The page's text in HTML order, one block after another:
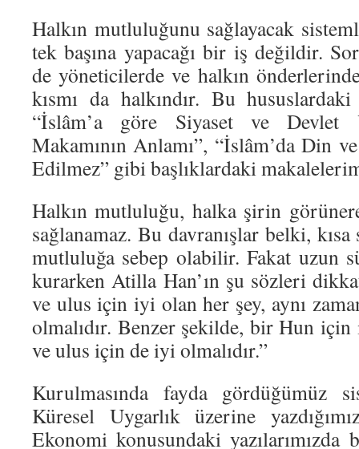
Halkın mutluluğunu sağlayacak
tek başına yapacağı bir iş değildir.
de yöneticilerde ve halkın
kısmı da halkındır. Bu
“İslâm’a göre Siyaset ve Devlet
Makamının Anlamı”, “İslâm’da Din
Edilmez” gibi başlıklardaki
Halkın mutluluğu, halka şirin
sağlanamaz. Bu davranışlar belki,
mutluluğa sebep olabilir. Fakat uzun
kurarken Atilla Han’ın şu sözleri
ve ulus için iyi olan her şey, aynı
olmalıdır. Benzer şekilde, bir Hun
ve ulus için de iyi olmalıdır.”
Kurulmasında fayda gördüğümüz
Küresel Uygarlık üzerine
Ekonomi konusundaki